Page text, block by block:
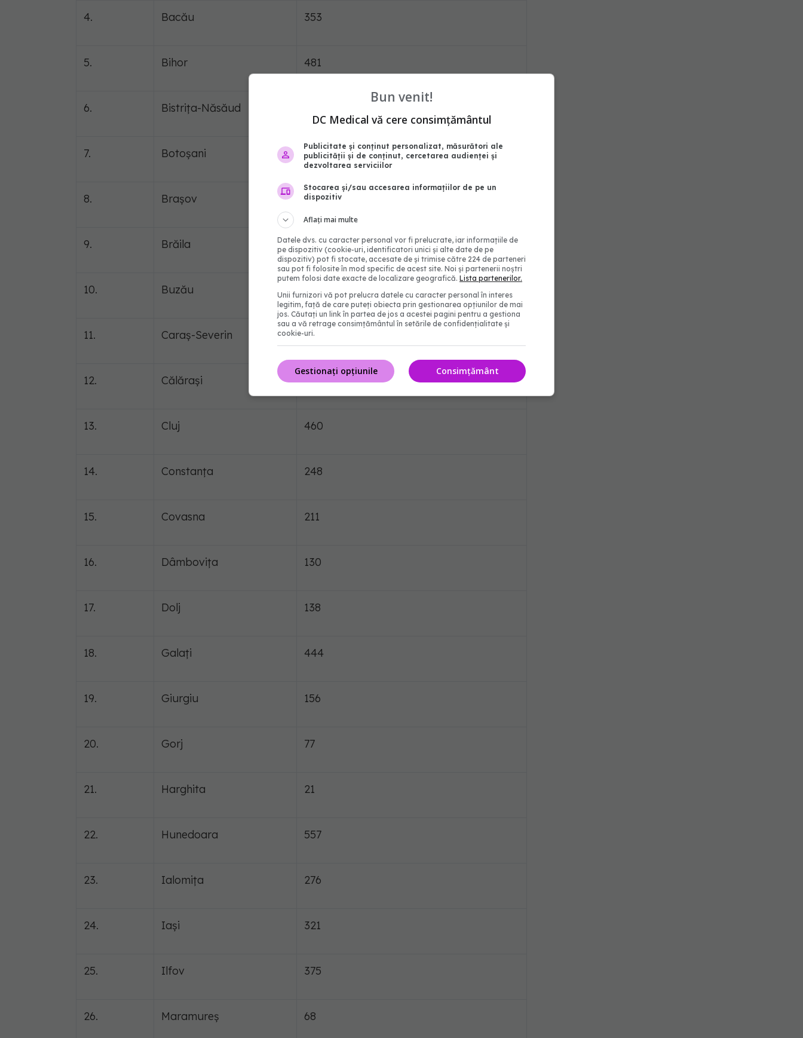
4. Bacău 353
5. Bihor 481
6. Bistrița-Năsăud
7. Botoșani 577
8. Brașov 539
9. Brăila 19
10. Buzău 61
11. Caraș-Severin 108
12. Călărași 62
13. Cluj 460
14. Constanța 248
15. Covasna 211
16. Dâmbovița 130
17. Dolj 138
18. Galați 444
19. Giurgiu 156
20. Gorj 77
21. Harghita 21
22. Hunedoara 557
23. Ialomița 276
24. Iași 321
25. Ilfov 375
26. Maramureș 68
Bun venit!
DC Medical vă cere consimțământul
Publicitate și conținut personalizat, măsurători ale
publicității și de conținut, cercetarea audienței și
dezvoltarea serviciilor
Stocarea și/sau accesarea informațiilor de pe un
dispozitiv
Aflați mai multe
Datele dvs. cu caracter personal vor fi prelucrate, iar informațiile de
pe dispozitiv (cookie-uri, identificatori unici și alte date de pe
dispozitiv) pot fi stocate, accesate de și trimise către 224 de parteneri
sau pot fi folosite în mod specific de acest site. Noi și partenerii noștri
putem folosi date exacte de localizare geografică. Lista partenerilor.
Unii furnizori vă pot prelucra datele cu caracter personal în interes
legitim, față de care puteți obiecta prin gestionarea opțiunilor de mai
jos. Căutați un link în partea de jos a acestei pagini pentru a gestiona
sau a vă retrage consimțământul în setările de confidențialitate și
cookie-uri.
Consimțământ
Gestionați opțiunile